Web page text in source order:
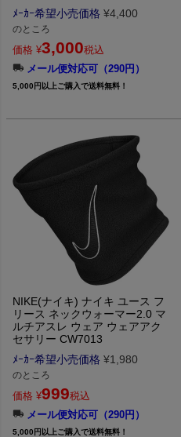
ﾒｰｶｰ希望小売価格 ¥4,400
のところ
価格 ¥3,000税込
メール便対応可（290円）
5,000円以上ご購入で送料無料！
NIKE(ナイキ) ナイキ ユース フ
リース ネックウォーマー2.0 マ
ルチアスレ ウェア ウェアアク
セサリー CW7013
ﾒｰｶｰ希望小売価格 ¥1,980
のところ
価格 ¥999税込
メール便対応可（290円）
5,000円以上ご購入で送料無料！